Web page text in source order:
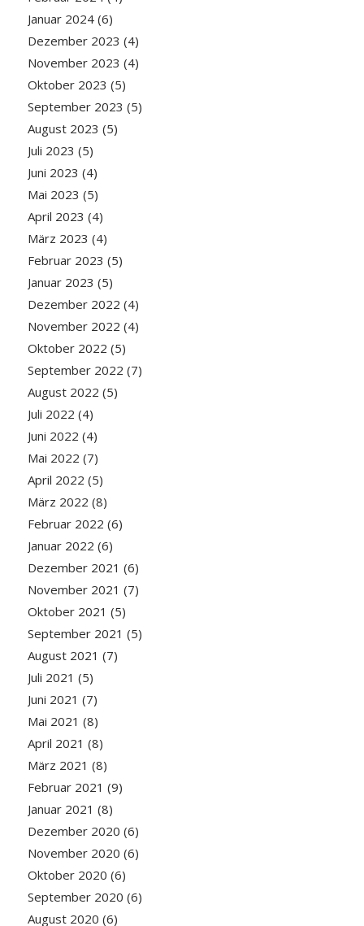
Januar 2024(6)
Dezember 2023 (4)
November 2023 (4)
Oktober 2023 (5)
September 2023 (5)
August 2023 (5)
Juli 2023 (5)
Juni 2023 (4)
Mai 2023 (5)
April 2023 (4)
März 2023 (4)
Februar 2023 (5)
Januar 2023 (5)
Dezember 2022 (4)
November 2022 (4)
Oktober 2022 (5)
September 2022 (7)
August 2022 (5)
Juli 2022 (4)
Juni 2022 (4)
Mai 2022 (7)
April 2022 (5)
März 2022 (8)
Februar 2022 (6)
Januar 2022 (6)
Dezember 2021 (6)
November 2021 (7)
Oktober 2021 (5)
September 2021 (5)
August 2021 (7)
Juli 2021 (5)
Juni 2021 (7)
Mai 2021 (8)
April 2021 (8)
März 2021 (8)
Februar 2021 (9)
Januar 2021 (8)
Dezember 2020 (6)
November 2020 (6)
Oktober 2020 (6)
September 2020 (6)
August 2020 (6)